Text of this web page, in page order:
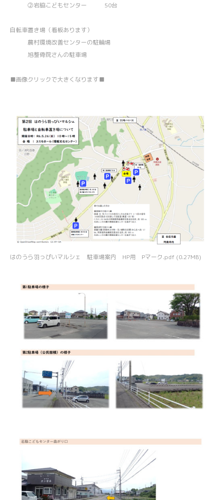
②岩脇こどもセンター 50台
自転車置き場（看板あります）
農村環境改善センターの駐輪場
旭整骨院さんの駐車場
■画像クリックで大きくなります■
はのうら羽っぴいマルシェ 駐車場案内 HP用 Pマーク.pdf (0.27MB)